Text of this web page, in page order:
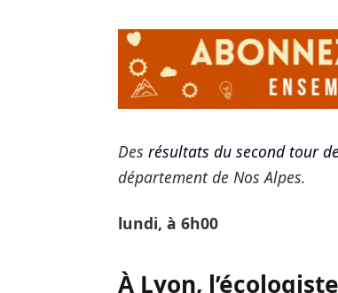
Des résultats du second tour
département de Nos Alpes.
lundi, à 6h00
À Lyon,